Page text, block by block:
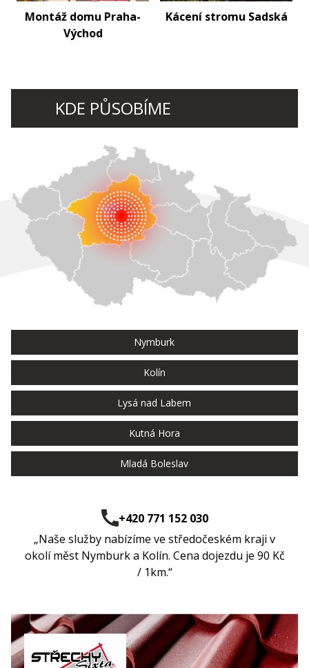
Montáž domu Praha-
Východ
Kácení stromu Sadská
KDE PŮSOBÍME
Nymburk
Kolín
Lysá nad Labem
Kutná Hora
Mladá Boleslav
+420 771 152 030
„Naše služby nabízíme ve středočeském kraji v
okolí měst Nymburk a Kolín. Cena dojezdu je 90 Kč
/ 1km.“